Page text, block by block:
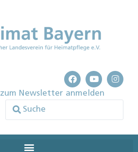
zum Newsletter anmelden